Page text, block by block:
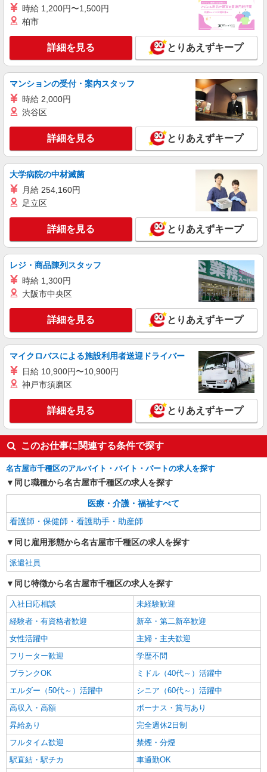
アスケア訪問入浴 千種
月給258,000円〜274,000円（地域による） 別
途交通費支給（30000円上限/月） 別途残業手当
（月平均残業時間20時間）残業代全額支給
アスケア訪問入浴 千種 愛知県名古屋市千種
区今池一丁目26番29号 ウイングオカドビル1階北
号室
キープ 詳細を見る
アスケア訪問入浴 千種
看護師（訪問入浴）
時給1695円〜1745円 ※経験・能力による
アスケア訪問入浴 千種 愛知県名古屋市千種
区今池一丁目26番29号 ウイングオカドビル1階北
キープ 詳細を見る
業務委託
SOMPOヘルスサポート株式会社 全支援対応コース
保健師・管理栄養士 特定保健指導
業所一括面談(対面) 1日：10,000円〜14,716円 ・
個別訪問(対面) 1件：4,286円〜5,239円 ・遠隔面
談 1件：1,500〜1,691円 ・電話支援 1件：
1,000円〜1,429円 ・ICTメール支援 1件：500円
※上記金額に消費税を加えた金額をお支払いいた
します ※交通費・電話代は弊社負担。その他、支
援内容により細則あり。
【活動エリア】愛知県名古屋市千種区及びその
周辺
キープ 詳細を見る
時給 1,200円〜1,500円
柏市
詳細を見る とりあえずキープ
マンションの受付・案内スタッフ
時給 2,000円
渋谷区
詳細を見る とりあえずキープ
大学病院の中材滅菌
月給 254,160円
足立区
詳細を見る とりあえずキープ
レジ・商品陳列スタッフ
時給 1,300円
大阪市中央区
詳細を見る とりあえずキープ
マイクロバスによる施設利用者送迎ドライバー
日給 10,900円〜10,900円
神戸市須磨区
詳細を見る とりあえずキープ
このお仕事に関連する条件で探す
名古屋市千種区のアルバイト・バイト・パートの求人を探す
同じ職種から名古屋市千種区の求人を探す
医療・介護・福祉すべて
看護師・保健師・看護助手・助産師
同じ雇用形態から名古屋市千種区の求人を探す
派遣社員
同じ特徴から名古屋市千種区の求人を探す
入社日応相談
未経験歓迎
経験者・有資格者歓迎
新卒・第二新卒歓迎
女性活躍中
主婦・主夫歓迎
フリーター歓迎
学歴不問
ブランクOK
ミドル（40代～）活躍中
エルダー（50代～）活躍中
シニア（60代～）活躍中
高収入・高額
ボーナス・賞与あり
昇給あり
完全週休2日制
フルタイム歓迎
禁煙・分煙
駅直結・駅チカ
車通勤OK